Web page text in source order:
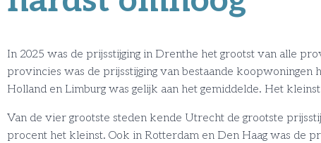
In 2025 was de prijsstijging in Drenthe het grootst van alle
provincies was de prijsstijging van bestaande koopwoningen
Holland en Limburg was gelijk aan het gemiddelde. Het
Van de vier grootste steden kende Utrecht de grootste
procent het kleinst. Ook in Rotterdam en Den Haag was de